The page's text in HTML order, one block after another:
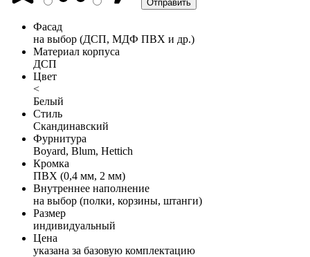
Фасад
на выбор (ДСП, МДФ ПВХ и др.)
Материал корпуса
ДСП
Цвет
<
Белый
Стиль
Скандинавский
Фурнитура
Boyard, Blum, Hettich
Кромка
ПВХ (0,4 мм, 2 мм)
Внутреннее наполнение
на выбор (полки, корзины, штанги)
Размер
индивидуальный
Цена
указана за базовую комплектацию